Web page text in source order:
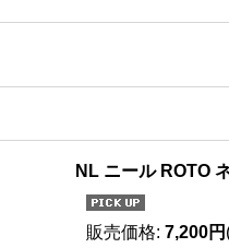
NL ニール ROTO
販売価格: 7,200円